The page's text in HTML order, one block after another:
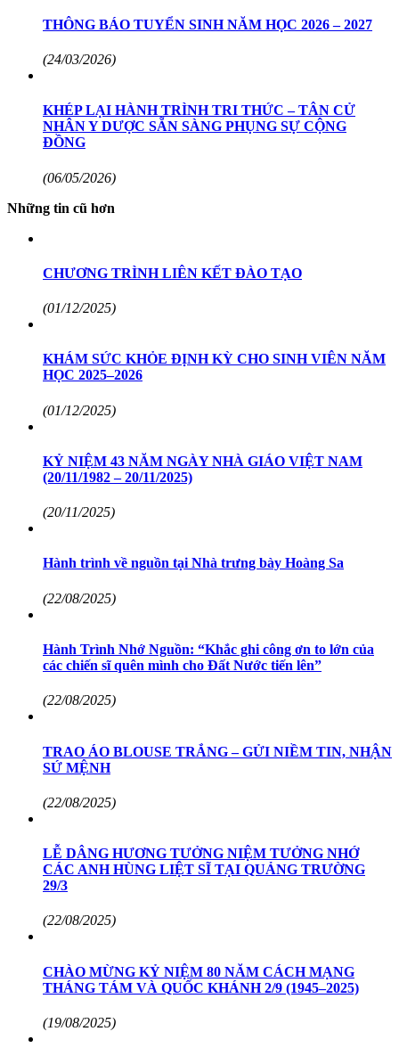
THÔNG BÁO TUYỂN SINH NĂM HỌC 2026 – 2027
(24/03/2026)
KHÉP LẠI HÀNH TRÌNH TRI THỨC – TÂN CỬ
NHÂN Y DƯỢC SẴN SÀNG PHỤNG SỰ CỘNG
ĐỒNG
(06/05/2026)
Những tin cũ hơn
CHƯƠNG TRÌNH LIÊN KẾT ĐÀO TẠO
(01/12/2025)
KHÁM SỨC KHỎE ĐỊNH KỲ CHO SINH VIÊN NĂM
HỌC 2025–2026
(01/12/2025)
KỶ NIỆM 43 NĂM NGÀY NHÀ GIÁO VIỆT NAM
(20/11/1982 – 20/11/2025)
(20/11/2025)
Hành trình về nguồn tại Nhà trưng bày Hoàng Sa
(22/08/2025)
Hành Trình Nhớ Nguồn: “Khắc ghi công ơn to lớn của
các chiến sĩ quên mình cho Đất Nước tiến lên”
(22/08/2025)
TRAO ÁO BLOUSE TRẮNG – GỬI NIỀM TIN, NHẬN
SỨ MỆNH
(22/08/2025)
LỄ DÂNG HƯƠNG TƯỞNG NIỆM TƯỞNG NHỚ
CÁC ANH HÙNG LIỆT SĨ TẠI QUẢNG TRƯỜNG
29/3
(22/08/2025)
CHÀO MỪNG KỶ NIỆM 80 NĂM CÁCH MẠNG
THÁNG TÁM VÀ QUỐC KHÁNH 2/9 (1945–2025)
(19/08/2025)